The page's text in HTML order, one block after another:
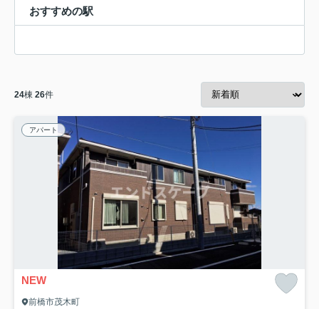
おすすめの駅
24棟 26件
アパート
NEW
前橋市茂木町